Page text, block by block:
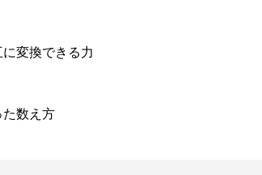
変換できる力
数え方